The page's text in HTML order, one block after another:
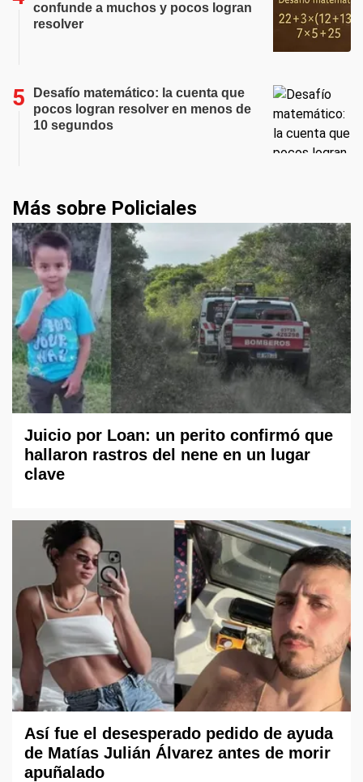
confunde a muchos y pocos logran
resolver
Desafío matemático: la cuenta que
pocos logran resolver en menos de
10 segundos
Más sobre Policiales
Juicio por Loan: un perito confirmó que
hallaron rastros del nene en un lugar
clave
Así fue el desesperado pedido de ayuda
de Matías Julián Álvarez antes de morir
apuñalado